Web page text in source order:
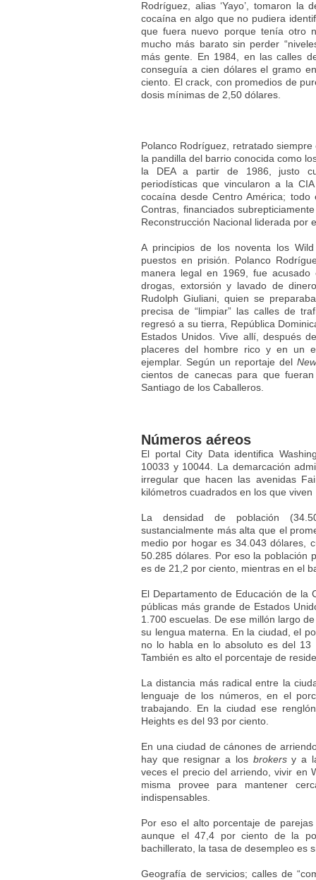
Rodríguez, alias ‘Yayo’, tomaron
cocaína en algo que no pudiera
que fuera nuevo porque tenía otro
mucho más barato sin perder
más gente. En 1984, en las calles
conseguía a cien dólares el gramo
ciento. El crack, con promedios de
dosis mínimas de 2,50 dólares.
Polanco Rodríguez, retratado
la pandilla del barrio conocida como
la DEA a partir de 1986, justo
periodísticas que vincularon a la
cocaína desde Centro América;
Contras, financiados
Reconstrucción Nacional liderada por
A principios de los noventa los
puestos en prisión. Polanco
manera legal en 1969, fue
drogas, extorsión y lavado de
Rudolph Giuliani, quien se
precisa de “limpiar” las calles de
regresó a su tierra, República
Estados Unidos. Vive allí, después
placeres del hombre rico y en un
ejemplar. Según un reportaje del
cientos de canecas para que
Santiago de los Caballeros.
Números aéreos
El portal City Data identifica
10033 y 10044. La demarcación
irregular que hacen las avenidas
kilómetros cuadrados en los que
La densidad de población
sustancialmente más alta que el
medio por hogar es 34.043 dólares,
50.285 dólares. Por eso la población
es de 21,2 por ciento, mientras en el
El Departamento de Educación de la
públicas más grande de Estados
1.700 escuelas. De ese millón largo
su lengua materna. En la ciudad, el
no lo habla en lo absoluto es del
También es alto el porcentaje de
La distancia más radical entre la
lenguaje de los números, en el
trabajando. En la ciudad ese
Heights es del 93 por ciento.
En una ciudad de cánones de
hay que resignar a los brokersy a la
veces el precio del arriendo, vivir en
misma provee para mantener
indispensables.
Por eso el alto porcentaje de
aunque el 47,4 por ciento de la
bachillerato, la tasa de desempleo es
Geografía de servicios; calles de